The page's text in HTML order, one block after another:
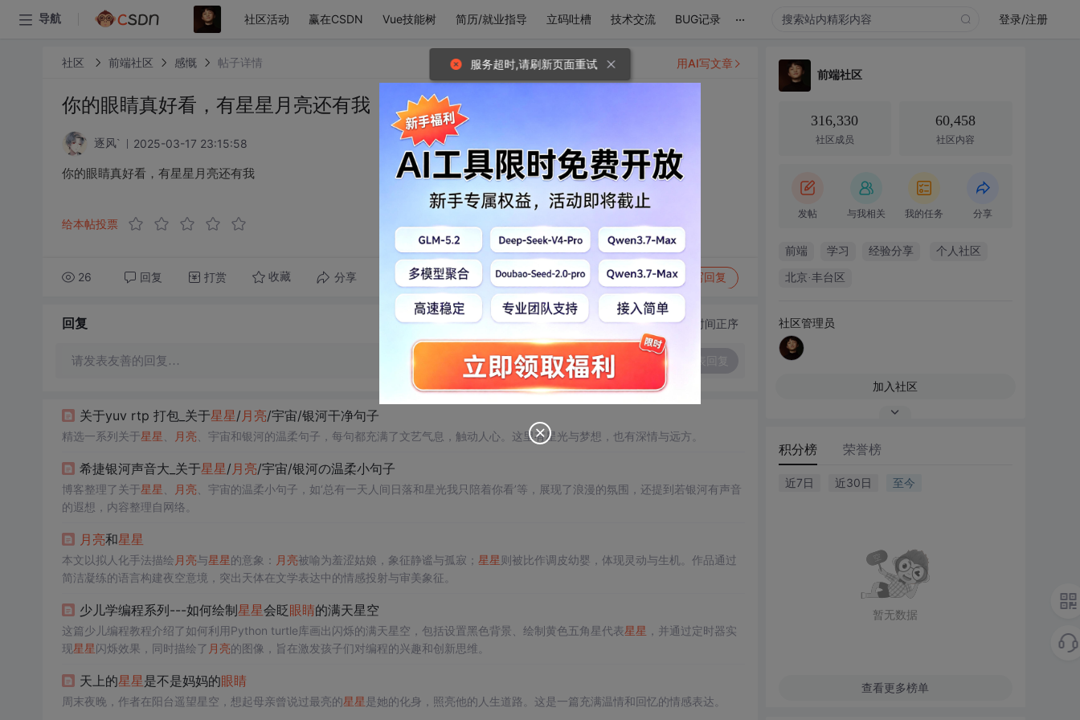
导航 社区活动 赢在CSDN Vue技能树 简历/就业指导 立码吐槽 技术交流 BUG记录 ... 登录/注册
社区 前端社区 感慨 帖子详情
你的眼睛真好看，有星星月亮还有我
逐风` 2025-03-17 23:15:58
你的眼睛真好看，有星星月亮还有我
给本帖投票
26 回复 打赏 收藏 分享 转发到动态 举报 写回复
用AI写文章
回复 切换为时间正序
请发表友善的回复…
关于yuv rtp 打包_关于星星/ 月亮/宇宙/银河干净句子
精选一系列关于星星 月亮 、宇宙和银河的温柔句子，每句都充满了文艺气息，触动人心。这里有星光与梦想，也有深情与远方。
希捷银河声音大_关于星星/ 月亮/宇宙/银河の温柔小句子
博客整理了关于星星 月亮 、宇宙的温柔小句子，如‘总有一天人间日落和星光我只陪着你看’等，展现了浪漫的氛围，还提到若银河有声音
的遐想，内容整理自网络。
月亮和星星
本文以拟人化手法描绘 月亮与星星的意象： 月亮被喻为羞涩姑娘，象征静谧与孤寂； 星星 则被比作调皮幼婴，体现灵动与生机。作品通过
简洁凝练的语言构建夜空意境，突出天体在文学表达中的情感投射与审美象征。
少儿学编程系列---如何绘制星星会眨眼睛的满天星空
这篇少儿编程教程介绍了如何利用Python turtle库画出闪烁的满天星空，包括设置黑色背景、绘制黄色五角星代表星星 ，并通过定时器实
现星星闪烁效果，同时描绘了 月亮的图像，旨在激发孩子们对编程的兴趣和创新思维。
天上的星星是不是妈妈的眼睛
周末夜晚，作者在阳台遥望星空，想起母亲曾说过最亮的星星是她的化身，照亮他的人生道路。这是一篇充满温情和回忆的情感表达。
前端社区
316,330
社区成员
60,458
社区内容
发帖 与我相关 我的任务 分享
前端 学习 经验分享 个人社区
北京·丰台区
社区管理员
加入社区
积分榜 荣誉榜
近7日 近30日 至今
暂无数据
查看更多榜单
服务超时,请刷新页面重试